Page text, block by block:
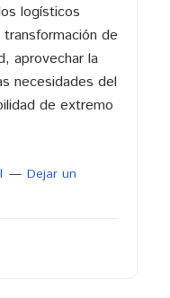
logísticos
de
aprovechar la
necesidades del
de extremo
Dejar un